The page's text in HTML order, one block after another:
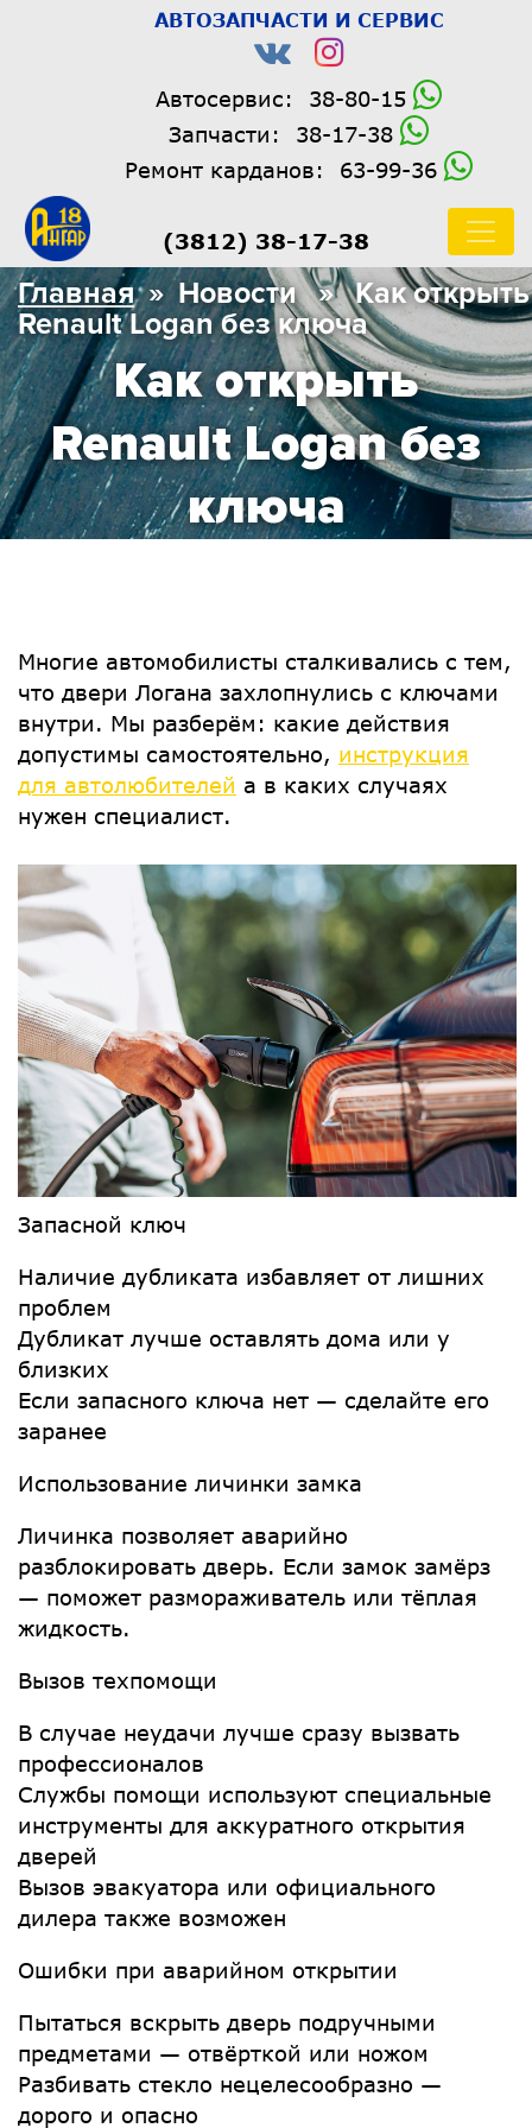
АВТОЗАПЧАСТИ И СЕРВИС
Автосервис:
38-80-15
Запчасти:
38-17-38
Ремонт карданов:
63-99-36
(3812) 38-17-38
Как открыть
Renault Logan без
ключа
Главная» Новости » Как открыть
Renault Logan без ключа
Многие автомобилисты сталкивались с тем,
что двери Логана захлопнулись с ключами
внутри. Мы разберём: какие действия
допустимы самостоятельно, инструкция
для автолюбителей а в каких случаях
нужен специалист.
Запасной ключ
Наличие дубликата избавляет от лишних
проблем
Дубликат лучше оставлять дома или у
близких
Если запасного ключа нет — сделайте его
заранее
Использование личинки замка
Личинка позволяет аварийно
разблокировать дверь. Если замок замёрз
— поможет размораживатель или тёплая
жидкость.
Вызов техпомощи
В случае неудачи лучше сразу вызвать
профессионалов
Службы помощи используют специальные
инструменты для аккуратного открытия
дверей
Вызов эвакуатора или официального
дилера также возможен
Ошибки при аварийном открытии
Пытаться вскрыть дверь подручными
предметами — отвёрткой или ножом
Разбивать стекло нецелесообразно —
дорого и опасно